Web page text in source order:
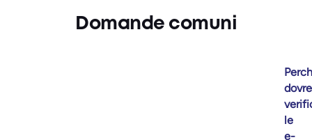
Domande comuni
le
e-